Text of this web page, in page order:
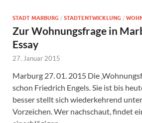
STADT MARBURG / STADTENTWICKLUNG /
Zur Wohnungsfrage in
Essay
27. Januar 2015
Marburg 27. 01. 2015 Die
schon Friedrich Engels. Sie ist bis
besser stellt sich wiederkehrend
Vorzeichen. Wer nachschaut, findet